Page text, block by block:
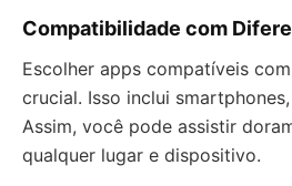
Compatibilidade com
Escolher apps compatíveis
crucial. Isso inclui
Assim, você pode assistir
qualquer lugar e dispositivo.